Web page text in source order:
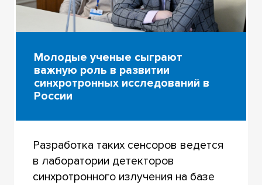
Молодые ученые сыграют
важную роль в развитии
синхротронных исследований в
России
Разработка таких сенсоров ведется
в лаборатории детекторов
синхротронного излучения на базе